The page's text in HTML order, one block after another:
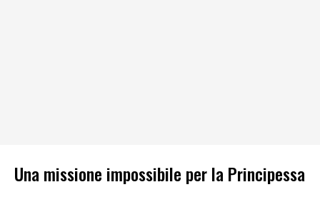
Una missione impossibile per la Principessa